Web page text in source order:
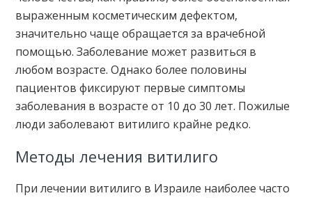
выраженным косметическим дефектом,
значительно чаще обращается за врачебной
помощью. Заболевание может развиться в
любом возрасте. Однако более половины
пациентов фиксируют первые симптомы
заболевания в возрасте от 10 до 30 лет. Пожилые
люди заболевают витилиго крайне редко.
Методы лечения витилиго
При лечении витилиго в Израиле наиболее часто